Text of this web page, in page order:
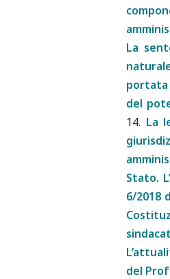
La
portata
del
14. La
Stato.
6/2018
del